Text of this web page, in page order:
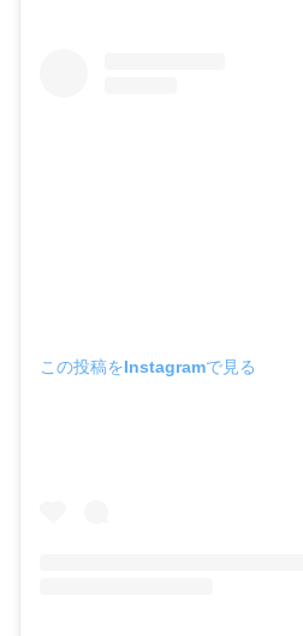
この投稿をInstagramで見る